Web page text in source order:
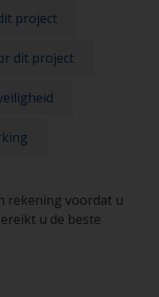
project
dit project
rekening voordat u
u de beste